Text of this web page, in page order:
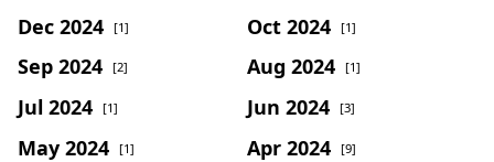
Dec 2024 [1] Oct 2024 [1]
Sep 2024 [2] Aug 2024 [1]
Jul 2024 [1] Jun 2024 [3]
May 2024 [1] Apr 2024 [9]